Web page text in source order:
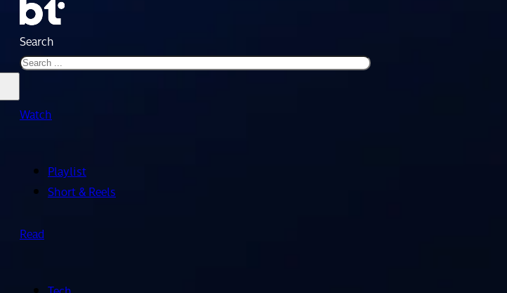
Search
Watch
Playlist
Short & Reels
Read